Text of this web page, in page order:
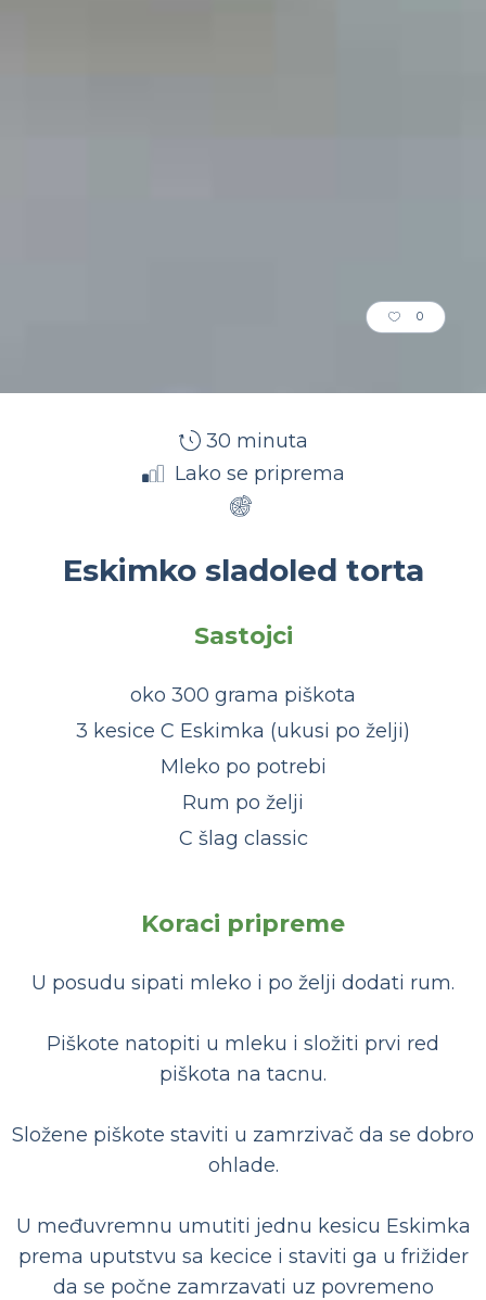
0
30 minuta
Lako se priprema
Eskimko sladoled torta
Sastojci
oko 300 grama piškota
3 kesice C Eskimka (ukusi po želji)
Mleko po potrebi
Rum po želji
C šlag classic
Koraci pripreme
U posudu sipati mleko i po želji dodati rum.
Piškote natopiti u mleku i složiti prvi red
piškota na tacnu.
Složene piškote staviti u zamrzivač da se dobro
ohlade.
U međuvremnu umutiti jednu kesicu Eskimka
prema uputstvu sa kecice i staviti ga u frižider
da se počne zamrzavati uz povremeno